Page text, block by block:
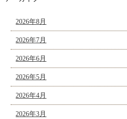
2026年8月
2026年7月
2026年6月
2026年5月
2026年4月
2026年3月